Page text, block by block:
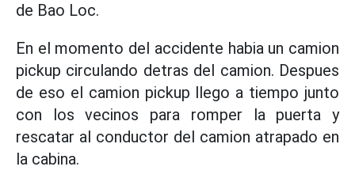
de Bao Loc.
En el momento del accidente habia un camion
pickup circulando detras del camion. Despues
de eso el camion pickup llego a tiempo junto
con los vecinos para romper la puerta y
rescatar al conductor del camion atrapado en
la cabina.